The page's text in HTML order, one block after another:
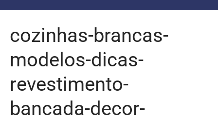
cozinhas-brancas-
modelos-dicas-
revestimento-
bancada-decor-